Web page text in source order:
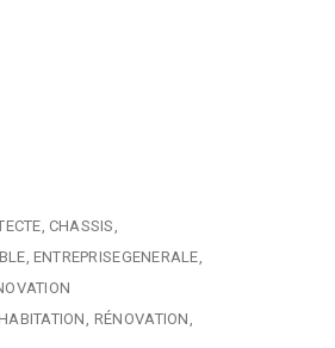
CHASSIS
ENTREPRISEGENERALE
RÉNOVATION